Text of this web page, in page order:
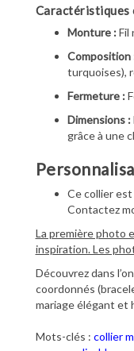
Caractéristiques
Monture :Fil
Composition
turquoises),
Fermeture :
Dimensions :
grâce à une
Ce collier est
Contactez
La première photo
inspiration. Les
Découvrez dans
coordonnés
mariage élégant et
Mots-clés : collier